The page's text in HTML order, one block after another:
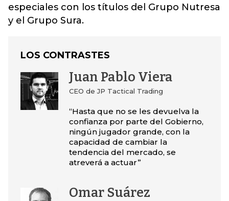
especiales con los títulos del Grupo Nutresa
y el Grupo Sura.
LOS CONTRASTES
Juan Pablo Viera
CEO de JP Tactical Trading
“Hasta que no se les devuelva la
confianza por parte del Gobierno,
ningún jugador grande, con la
capacidad de cambiar la
tendencia del mercado, se
atreverá a actuar”
Omar Suárez